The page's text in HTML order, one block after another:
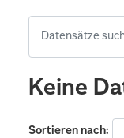
Keine
Sortieren nach